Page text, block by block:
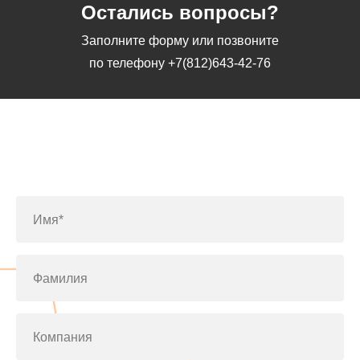
Остались вопросы?
Заполните форму или позвоните
по телефону +7(812)643-42-76
Имя*
Фамилия
Компания